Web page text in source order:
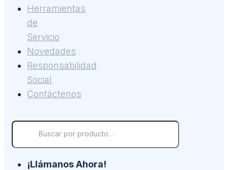
Herramientas
de
Servicio
Novedades
Responsabilidad
Social
Contáctenos
¡Llámanos Ahora!